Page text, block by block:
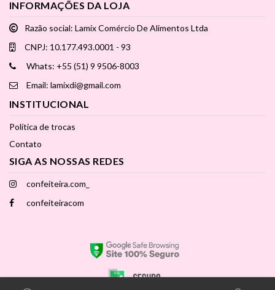
INFORMAÇÕES DA LOJA
Razão social: Lamix Comércio De Alimentos Ltda
CNPJ: 10.177.493.0001 - 93
Whats: +55 (51) 9 9506-8003
Email: lamixdi@gmail.com
INSTITUCIONAL
Política de trocas
Contato
SIGA AS NOSSAS REDES
confeiteira.com_
confeiteiracom